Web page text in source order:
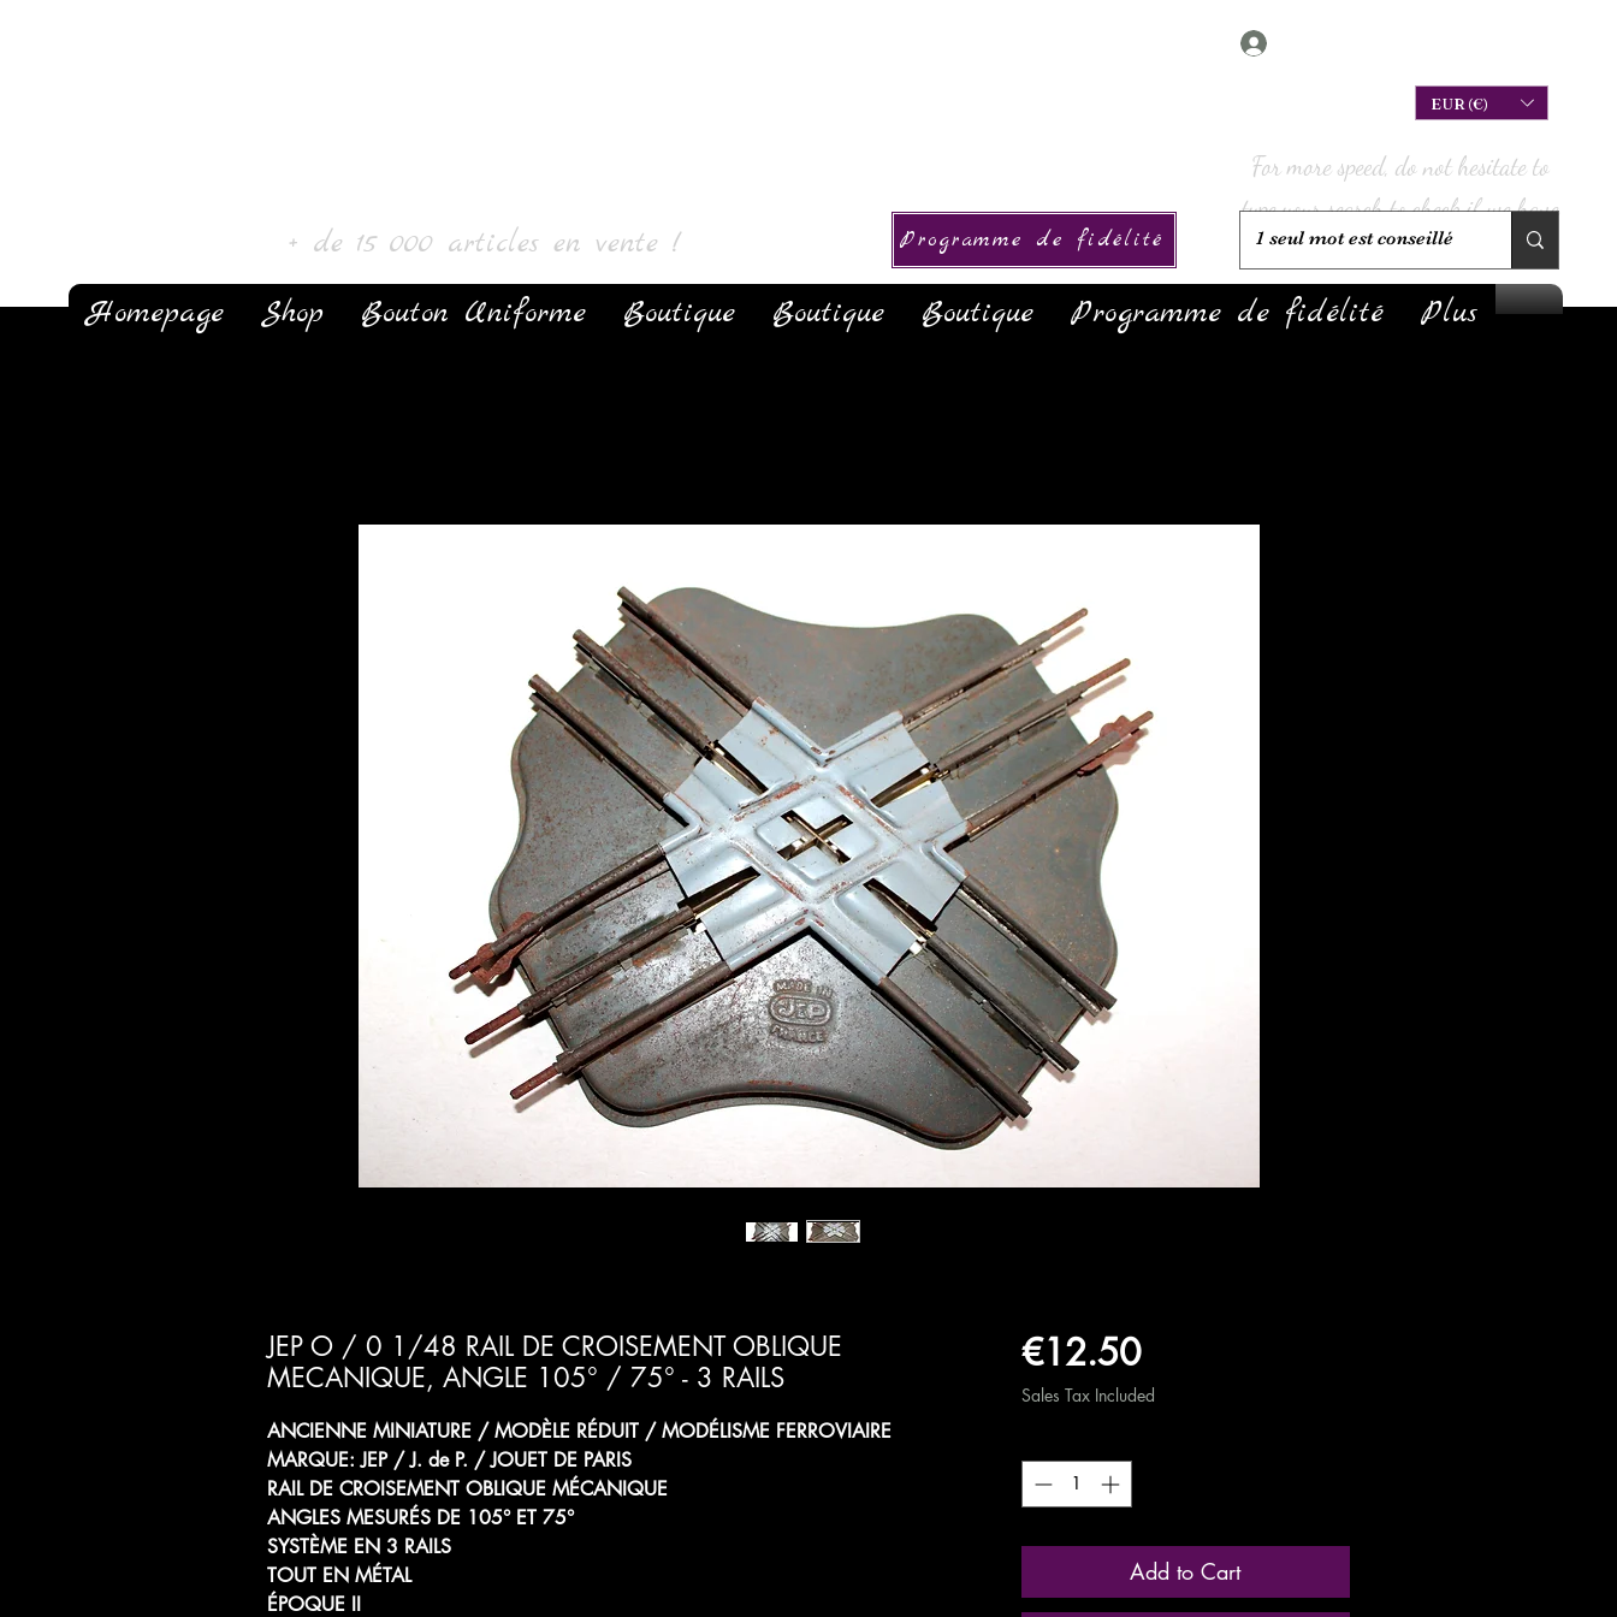
EUR (€)
+ de 15 000 articles en vente ! Programme de fidélité
Homepage Shop Bouton Uniforme Boutique Boutique Boutique Programme de fidélité Plus
JEP O / 0 1/48 RAIL DE CROISEMENT OBLIQUE
MECANIQUE, ANGLE 105° / 75° - 3 RAILS
ANCIENNE MINIATURE / MODÈLE RÉDUIT / MODÉLISME FERROVIAIRE
MARQUE: JEP / J. de P. / JOUET DE PARIS
RAIL DE CROISEMENT OBLIQUE MÉCANIQUE
ANGLES MESURÉS DE 105° ET 75°
SYSTÈME EN 3 RAILS
TOUT EN MÉTAL
ÉPOQUE II
€12.50Price
Sales Tax Included
Add to Cart
For more speed, do not hesitate to
type your search to check if we have
it in stock!